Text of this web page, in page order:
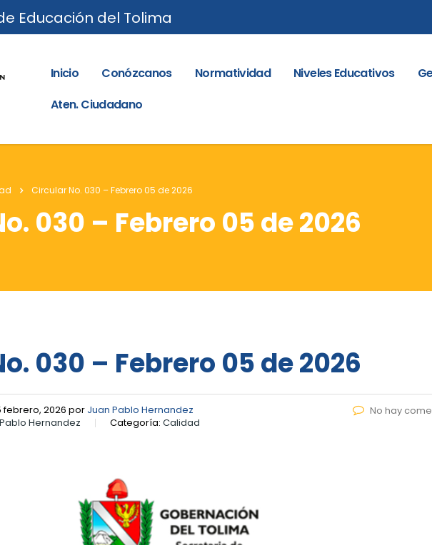
Educación del Tolima
Inicio Conózcanos Normatividad Niveles Educativos
Aten. Ciudadano
Circular No. 030 – Febrero 05 de 2026
030 – Febrero 05 de 2026
030 – Febrero 05 de 2026
febrero, 2026 por Juan Pablo Hernandez
Hernandez Categoría: Calidad
No hay